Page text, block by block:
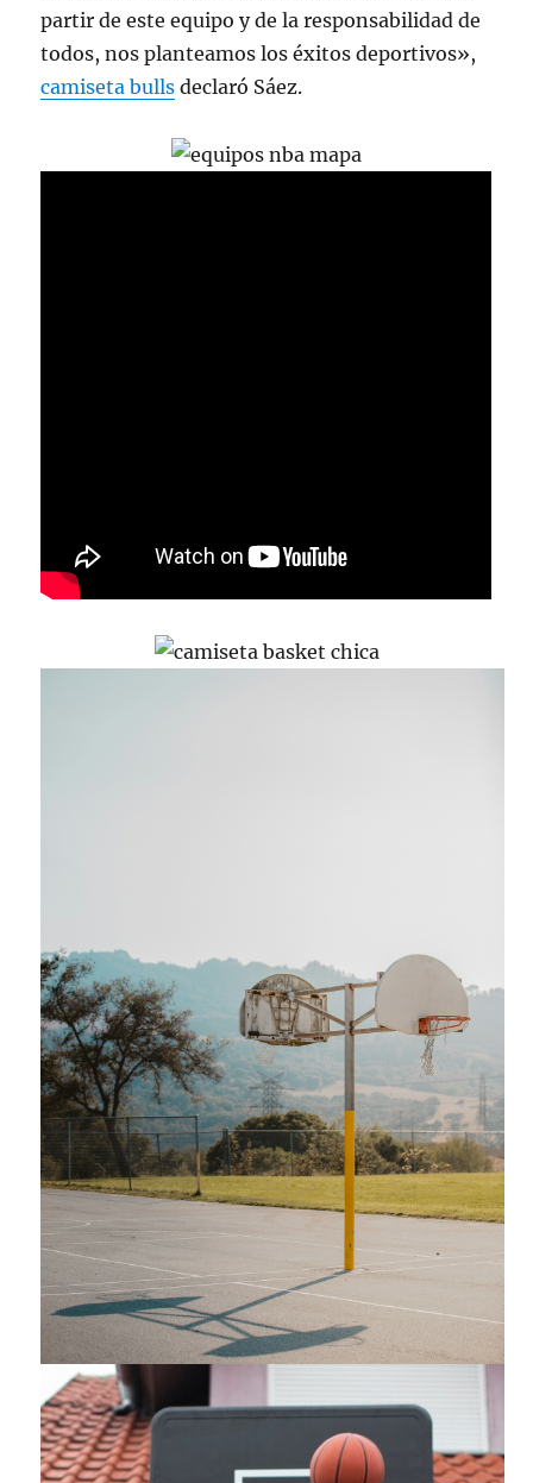
partir de este equipo y de la responsabilidad de
todos, nos planteamos los éxitos deportivos»,
camiseta bulls declaró Sáez.